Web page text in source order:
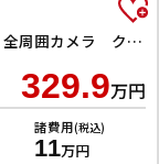
UX250h バージョンL ドライブレコーダー 全周囲カメラ クリアランスソナー オートクルーズコントロール レーンアシスト パワーシート 衝突被害軽減システム ナビ TV オートマチックハイビーム オートライト
329.9万円
諸費用(税込)
11万円